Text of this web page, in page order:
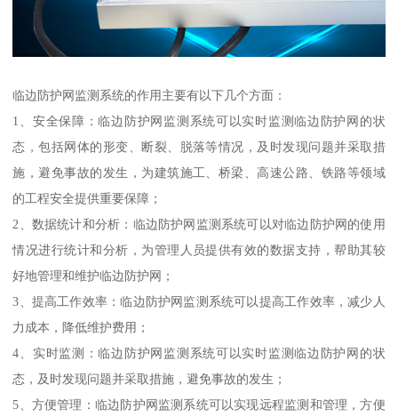
临边防护网监测系统的作用主要有以下几个方面：
1、安全保障：临边防护网监测系统可以实时监测临边防护网的状
态，包括网体的形变、断裂、脱落等情况，及时发现问题并采取措
施，避免事故的发生，为建筑施工、桥梁、高速公路、铁路等领域
的工程安全提供重要保障；
2、数据统计和分析：临边防护网监测系统可以对临边防护网的使用
情况进行统计和分析，为管理人员提供有效的数据支持，帮助其较
好地管理和维护临边防护网；
3、提高工作效率：临边防护网监测系统可以提高工作效率，减少人
力成本，降低维护费用；
4、实时监测：临边防护网监测系统可以实时监测临边防护网的状
态，及时发现问题并采取措施，避免事故的发生；
5、方便管理：临边防护网监测系统可以实现远程监测和管理，方便